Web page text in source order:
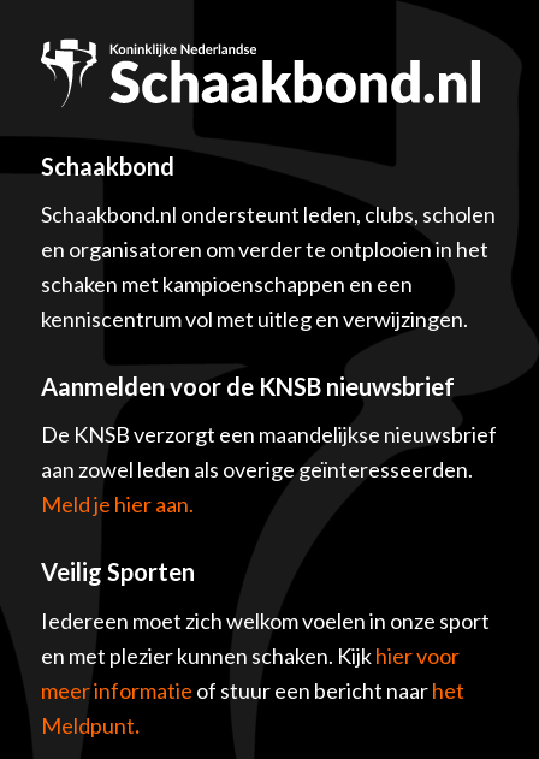
Schaakbond
Schaakbond.nl ondersteunt leden, clubs, scholen
en organisatoren om verder te ontplooien in het
schaken met kampioenschappen en een
kenniscentrum vol met uitleg en verwijzingen.
Aanmelden voor de KNSB nieuwsbrief
De KNSB verzorgt een maandelijkse nieuwsbrief
aan zowel leden als overige geïnteresseerden.
Meld je hier aan.
Veilig Sporten
Iedereen moet zich welkom voelen in onze sport
en met plezier kunnen schaken. Kijkhier voor
meer informatie of stuur een bericht naarhet
Meldpunt.